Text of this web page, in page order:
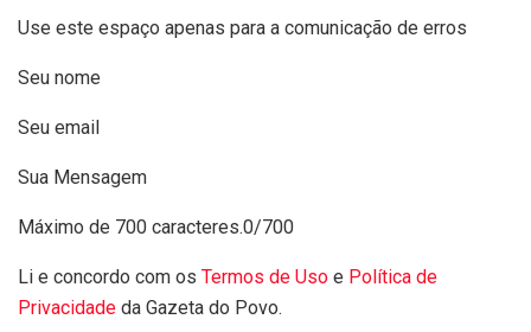
Use este espaço apenas para a comunicação de erros
Seu nome
Seu email
Sua Mensagem
Máximo de 700 caracteres.0/700
Li e concordo com os Termos de Uso e Política de
Privacidade da Gazeta do Povo.